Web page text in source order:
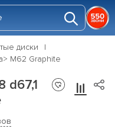
диски
M62 Graphite
d67,1